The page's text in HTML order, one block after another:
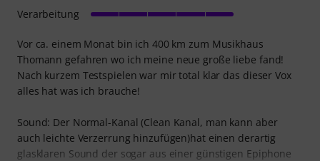
Vor ca. einem Monat bin ich 400 km zum Musikhaus
Thomann gefahren wo ich meine neue große liebe fand!
Nach kurzem Testspielen war mir total klar das dieser Vox
alles hat was ich brauche!
Sound: Der Normal-Kanal (Clean Kanal, man kann aber
auch leichte Verzerrung hinzufügen)hat einen derartig
glasklaren Sound der sogar aus einer günstigen Epiphone
Verarbeitung